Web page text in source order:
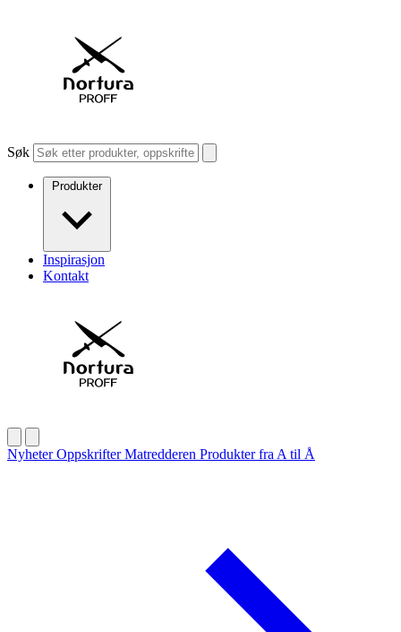
Søk
Produkter
Inspirasjon
Kontakt
NyheterOppskrifterMatredderen Produkter fra A til Å